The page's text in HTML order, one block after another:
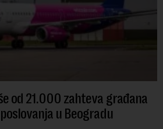
od 21.000 zahteva građana
u Beogradu